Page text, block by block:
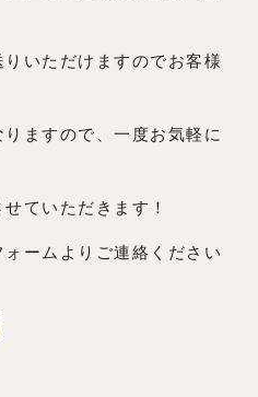
いただけますのでお客様
ますので、一度お気軽に
ていただきます！
ームよりご連絡ください